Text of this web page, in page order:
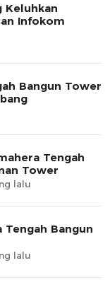
Keluhkan
Infokom
Bangun Tower
Tengah
Tower
lalu
Tengah Bangun
lalu